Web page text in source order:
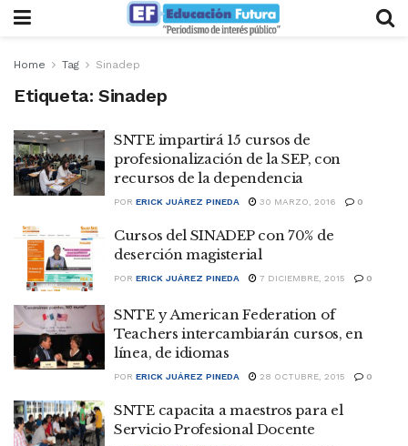
Home Tag Sinadep
Etiqueta: Sinadep
SNTE impartirá 15 cursos de
profesionalización de la SEP, con
recursos de la dependencia
POR ERICK JUÁREZ PINEDA 30 MARZO, 2016 0
Cursos del SINADEP con 70% de
deserción magisterial
POR ERICK JUÁREZ PINEDA 7 DICIEMBRE, 2015 0
SNTE y American Federation of
Teachers intercambiarán cursos, en
línea, de idiomas
POR ERICK JUÁREZ PINEDA 28 OCTUBRE, 2015 0
SNTE capacita a maestros para el
Servicio Profesional Docente